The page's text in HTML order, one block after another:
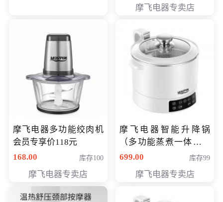
摩飞电器专卖店
摩飞电器多功能绞肉机
会员专享价118元
168.00
库存100
摩飞电器专卖店
摩飞电器智能升降锅
（多功能蒸煮一体锅）
（智能升降养生锅） 会
699.00 库存99
摩飞电器专卖店